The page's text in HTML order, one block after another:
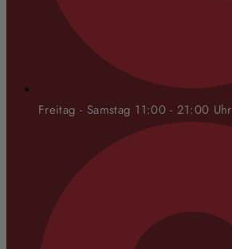
Freitag - Samstag 11:00 - 21:00 Uhr